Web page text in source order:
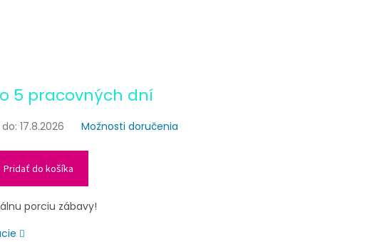
5 pracovných dní
17.8.2026 Možnosti doručenia
Pridať do košíka
porciu zábavy!